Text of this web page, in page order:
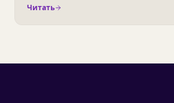
getting sold a demo.
Читать